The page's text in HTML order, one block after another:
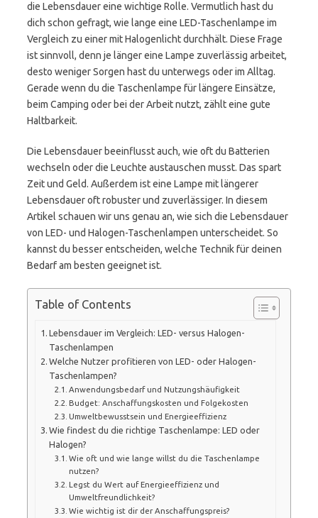
die Lebensdauer eine wichtige Rolle. Vermutlich hast du
dich schon gefragt, wie lange eine LED-Taschenlampe im
Vergleich zu einer mit Halogenlicht durchhält. Diese Frage
ist sinnvoll, denn je länger eine Lampe zuverlässig arbeitet,
desto weniger Sorgen hast du unterwegs oder im Alltag.
Gerade wenn du die Taschenlampe für längere Einsätze,
beim Camping oder bei der Arbeit nutzt, zählt eine gute
Haltbarkeit.
Die Lebensdauer beeinflusst auch, wie oft du Batterien
wechseln oder die Leuchte austauschen musst. Das spart
Zeit und Geld. Außerdem ist eine Lampe mit längerer
Lebensdauer oft robuster und zuverlässiger. In diesem
Artikel schauen wir uns genau an, wie sich die Lebensdauer
von LED- und Halogen-Taschenlampen unterscheidet. So
kannst du besser entscheiden, welche Technik für deinen
Bedarf am besten geeignet ist.
Table of Contents
Lebensdauer im Vergleich: LED- versus Halogen-
Taschenlampen
Welche Nutzer profitieren von LED- oder Halogen-
Taschenlampen?
Anwendungsbedarf und Nutzungshäufigkeit
Budget: Anschaffungskosten und Folgekosten
Umweltbewusstsein und Energieeffizienz
Wie findest du die richtige Taschenlampe: LED oder
Halogen?
Wie oft und wie lange willst du die Taschenlampe
nutzen?
Legst du Wert auf Energieeffizienz und
Umweltfreundlichkeit?
Wie wichtig ist dir der Anschaffungspreis?